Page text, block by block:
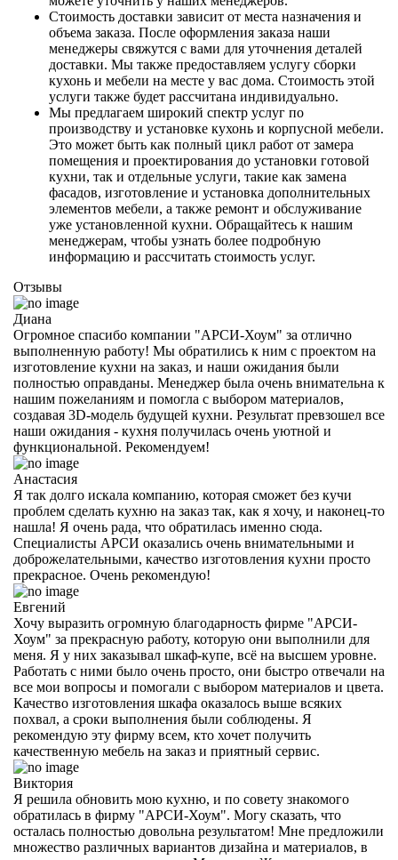
Стоимость доставки зависит от места назначения и
объема заказа. После оформления заказа наши
менеджеры свяжутся с вами для уточнения деталей
доставки. Мы также предоставляем услугу сборки
кухонь и мебели на месте у вас дома. Стоимость этой
услуги также будет рассчитана индивидуально.
Мы предлагаем широкий спектр услуг по
производству и установке кухонь и корпусной мебели.
Это может быть как полный цикл работ от замера
помещения и проектирования до установки готовой
кухни, так и отдельные услуги, такие как замена
фасадов, изготовление и установка дополнительных
элементов мебели, а также ремонт и обслуживание
уже установленной кухни. Обращайтесь к нашим
менеджерам, чтобы узнать более подробную
информацию и рассчитать стоимость услуг.
Отзывы
Диана
Огромное спасибо компании "АРСИ-Хоум" за отлично
выполненную работу! Мы обратились к ним с проектом на
изготовление кухни на заказ, и наши ожидания были
полностью оправданы. Менеджер была очень внимательна к
нашим пожеланиям и помогла с выбором материалов,
создавая 3D-модель будущей кухни. Результат превзошел все
наши ожидания - кухня получилась очень уютной и
функциональной. Рекомендуем!
Анастасия
Я так долго искала компанию, которая сможет без кучи
проблем сделать кухню на заказ так, как я хочу, и наконец-то
нашла! Я очень рада, что обратилась именно сюда.
Специалисты АРСИ оказались очень внимательными и
доброжелательными, качество изготовления кухни просто
прекрасное. Очень рекомендую!
Евгений
Хочу выразить огромную благодарность фирме "АРСИ-
Хоум" за прекрасную работу, которую они выполнили для
меня. Я у них заказывал шкаф-купе, всё на высшем уровне.
Работать с ними было очень просто, они быстро отвечали на
все мои вопросы и помогали с выбором материалов и цвета.
Качество изготовления шкафа оказалось выше всяких
похвал, а сроки выполнения были соблюдены. Я
рекомендую эту фирму всем, кто хочет получить
качественную мебель на заказ и приятный сервис.
Виктория
Я решила обновить мою кухню, и по совету знакомого
обратилась в фирму "АРСИ-Хоум". Могу сказать, что
осталась полностью довольна результатом! Мне предложили
множество различных вариантов дизайна и материалов, в